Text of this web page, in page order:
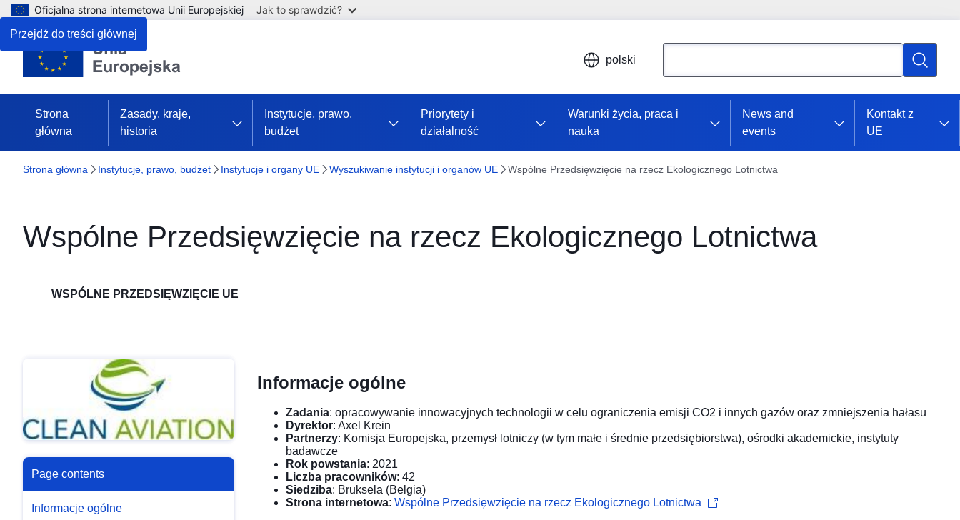
Przejdź do treści głównej
Oficjalna strona internetowa Unii Europejskiej Jak to sprawdzić?
polski
Wyszukaj
Strona
główna
Zasady, kraje,
historia
Instytucje, prawo,
budżet
Priorytety i
działalność
Warunki życia, praca i
nauka
News and
events
Kontakt z
UE
Strona główna Instytucje, prawo, budżet Instytucje i organy UE Wyszukiwanie instytucji i organów UE Wspólne Przedsięwzięcie na rzecz Ekologicznego Lotnictwa
Wspólne Przedsięwzięcie na rzecz Ekologicznego Lotnictwa
WSPÓLNE PRZEDSIĘWZIĘCIE UE
Page contents
Informacje ogólne
Informacje ogólne
Zadania: opracowywanie innowacyjnych technologii w celu ograniczenia emisji CO2 i innych gazów oraz zmniejszenia hałasu
Dyrektor: Axel Krein
Partnerzy: Komisja Europejska, przemysł lotniczy (w tym małe i średnie przedsiębiorstwa), ośrodki akademickie, instytuty
badawcze
Rok powstania: 2021
Liczba pracowników: 42
Siedziba: Bruksela (Belgia)
Strona internetowa: Wspólne Przedsięwzięcie na rzecz Ekologicznego Lotnictwa